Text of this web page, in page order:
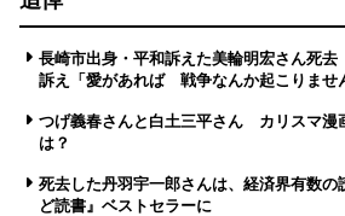
長崎市出身・平和訴えた美輪明宏さん死
訴え「愛があれば 戦争なんか起こりませ
つげ義春さんと白土三平さん カリスマ漫
は？
死去した丹羽宇一郎さんは、経済界有数
ど読書』ベストセラーに